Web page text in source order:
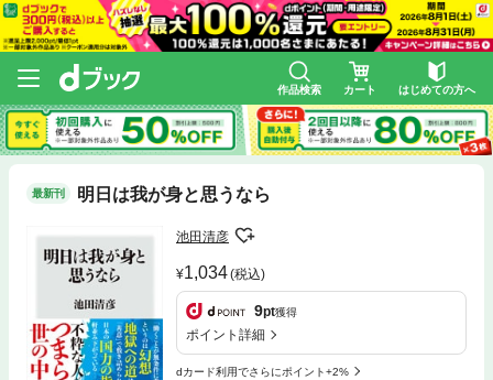
作品検索 カート はじめての方へ
最新刊 明日は我が身と思うなら
池田清彦
1,034(税込)
9pt獲得
ポイント詳細
dカード利用でさらにポイント+2%